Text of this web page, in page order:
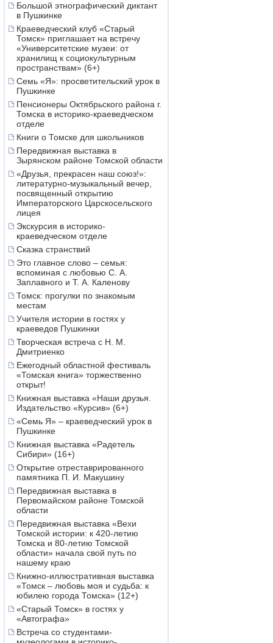
Большой этнографический диктант
в Пушкинке
Краеведческий клуб «Старый
Томск» приглашает на встречу
«Университетские музеи: от
хранилищ к социокультурным
пространствам» (6+)
Семь «Я»: просветительский урок в
Пушкинке
Пенсионеры Октябрьского района г.
Томска в историко-краеведческом
отделе
Книги о Томске для школьников
Передвижная выставка в
Зырянском районе Томской области
«Друзья, прекрасен наш союз!»:
литературно-музыкальный вечер,
посвященный открытию
Императорского Царскосельского
лицея
Экскурсия в историко-
краеведческом отделе
Сказка странствий
Это главное слово – семья:
вспоминая с любовью С. А.
Заплавного и Т. А. Каленову
Томск: прогулки по знакомым
местам
Учителя истории в гостях у
краеведов Пушкинки
Творческая встреча с Н. М.
Дмитриенко
Ежегодный областной фестиваль
«Томская книга» торжественно
открыт!
Книжная выставка «Наши друзья.
Издательство «Курсив» (6+)
«Семь Я» – краеведческий урок в
Пушкинке
Книжная выставка «Радетель
Сибири» (16+)
Открытие отреставрированного
памятника П. И. Макушину
Передвижная выставка в
Первомайском районе Томской
области
Передвижная выставка «Вехи
Томской истории: к 420-летию
Томска и 80-летию Томской
области» начала свой путь по
нашему краю
Книжно-иллюстративная выставка
«Томск – любовь моя и судьба: к
юбилею города Томска» (12+)
«Старый Томск» в гостях у
«Автографа»
Встреча со студентами-